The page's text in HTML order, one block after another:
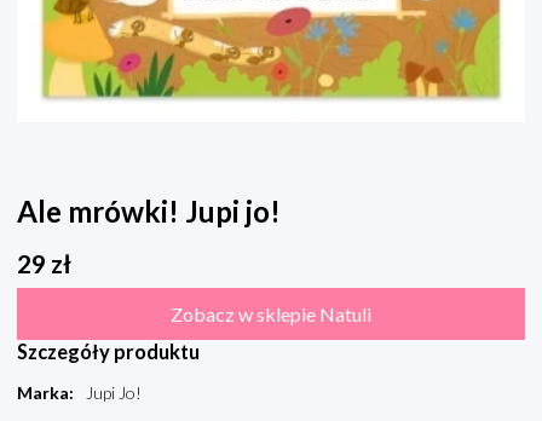
Ale mrówki! Jupi jo!
29 zł
Zobacz w sklepie Natuli
Szczegóły produktu
Marka:
Jupi Jo!